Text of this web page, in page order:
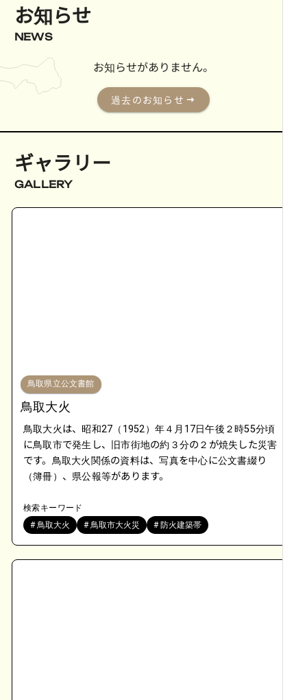
お知らせ
NEWS
お知らせがありません。
過去のお知らせ
ギャラリー
GALLERY
鳥取県立公文書館
鳥取大火
鳥取大火は、昭和27（1952）年４月17日午後２時55分頃
に鳥取市で発生し、旧市街地の約３分の２が焼失した災害
です。鳥取大火関係の資料は、写真を中心に公文書綴り
（簿冊）、県公報等があります。
検索キーワード
# 鳥取大火
# 鳥取市大火災 # 防火建築帯